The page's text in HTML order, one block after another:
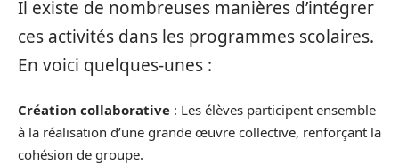
Il existe de nombreuses manières d’intégrer
ces activités dans les programmes scolaires.
En voici quelques-unes :
Création collaborative : Les élèves participent ensemble
à la réalisation d’une grande œuvre collective, renforçant la
cohésion de groupe.